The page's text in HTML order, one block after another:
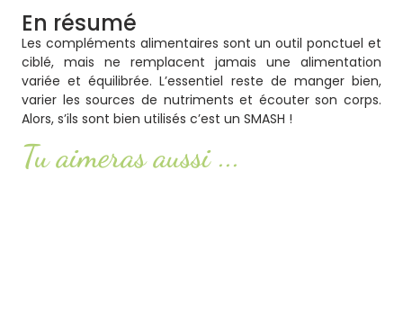
En résumé
Les compléments alimentaires sont unoutil ponctuel et
ciblé, mais ne remplacent jamais une alimentation
variée et équilibrée. L’essentiel reste de manger bien,
varier les sources de nutriments et écouterson corps.
Alors, s’ils sont bien utilisés c’est un SMASH !
Tu aimeras aussi ...